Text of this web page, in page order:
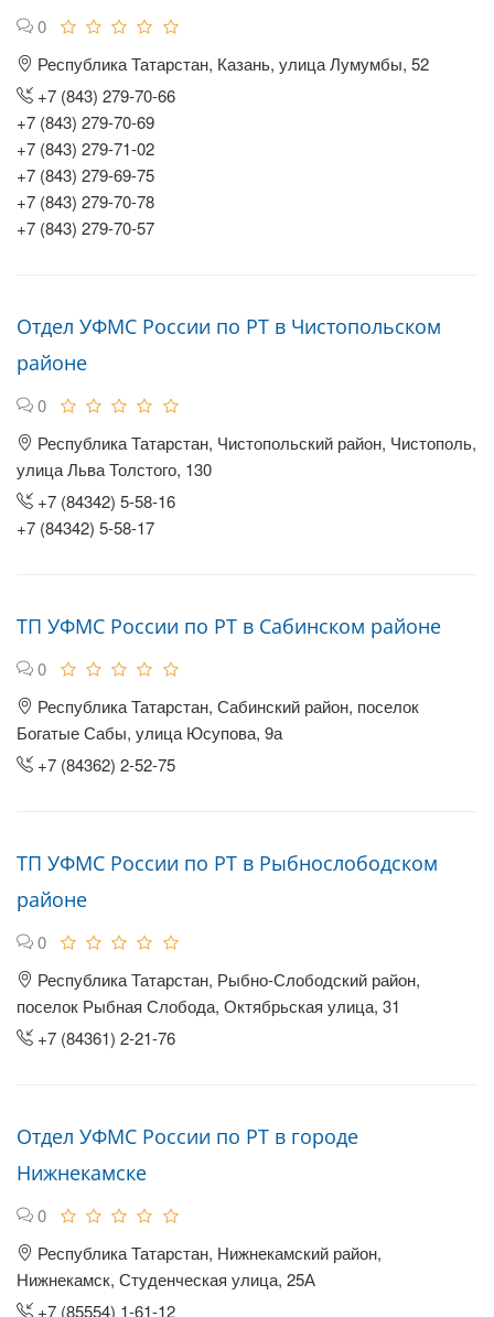
0
Республика Татарстан, Казань, улица Лумумбы, 52
+7 (843) 279-70-66
+7 (843) 279-70-69
+7 (843) 279-71-02
+7 (843) 279-69-75
+7 (843) 279-70-78
+7 (843) 279-70-57
Отдел УФМС России по РТ в Чистопольском
районе
0
Республика Татарстан, Чистопольский район, Чистополь,
улица Льва Толстого, 130
+7 (84342) 5-58-16
+7 (84342) 5-58-17
ТП УФМС России по РТ в Сабинском районе
0
Республика Татарстан, Сабинский район, поселок
Богатые Сабы, улица Юсупова, 9а
+7 (84362) 2-52-75
ТП УФМС России по РТ в Рыбнослободском
районе
0
Республика Татарстан, Рыбно-Слободский район,
поселок Рыбная Слобода, Октябрьская улица, 31
+7 (84361) 2-21-76
Отдел УФМС России по РТ в городе
Нижнекамске
0
Республика Татарстан, Нижнекамский район,
Нижнекамск, Студенческая улица, 25А
+7 (85554) 1-61-12